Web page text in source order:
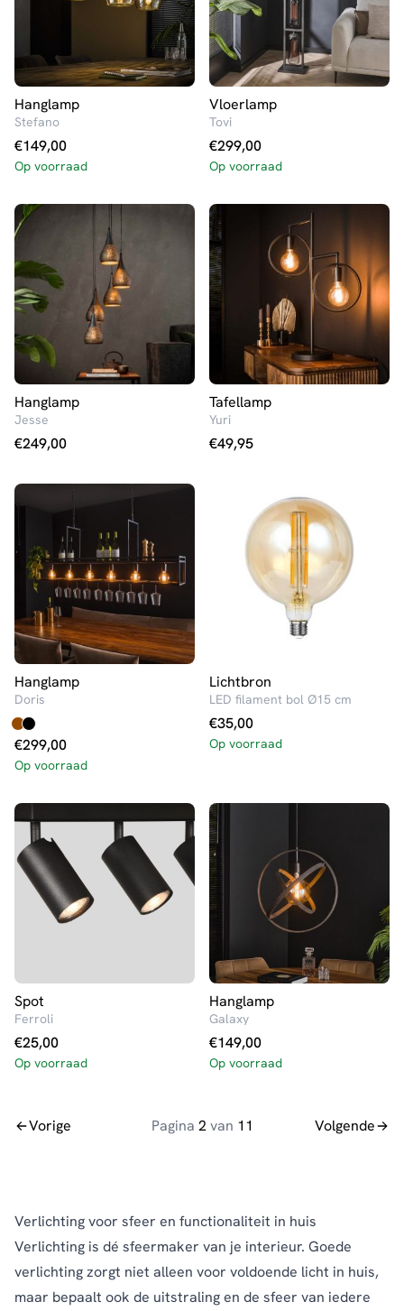
Hanglamp
Stefano
€149,00
Op voorraad
Vloerlamp
Tovi
€299,00
Op voorraad
Hanglamp
Jesse
€249,00
Tafellamp
Yuri
€49,95
Hanglamp
Doris
€299,00
Op voorraad
Lichtbron
LED filament bol Ø15 cm
€35,00
Op voorraad
Spot
Ferroli
€25,00
Op voorraad
Hanglamp
Galaxy
€149,00
Op voorraad
Vorige Pagina 2van 11 Volgende
Verlichting voor sfeer en functionaliteit in huis
Verlichting is dé sfeermaker van je interieur. Goede
verlichting zorgt niet alleen voor voldoende licht in huis,
maar bepaalt ook de uitstraling en de sfeer van iedere